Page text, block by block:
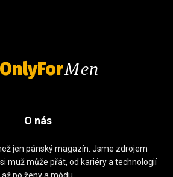
OnlyForMen
O nás
jen pánský magazín. Jsme zdrojem
muž může přát, od kariéry a technologií